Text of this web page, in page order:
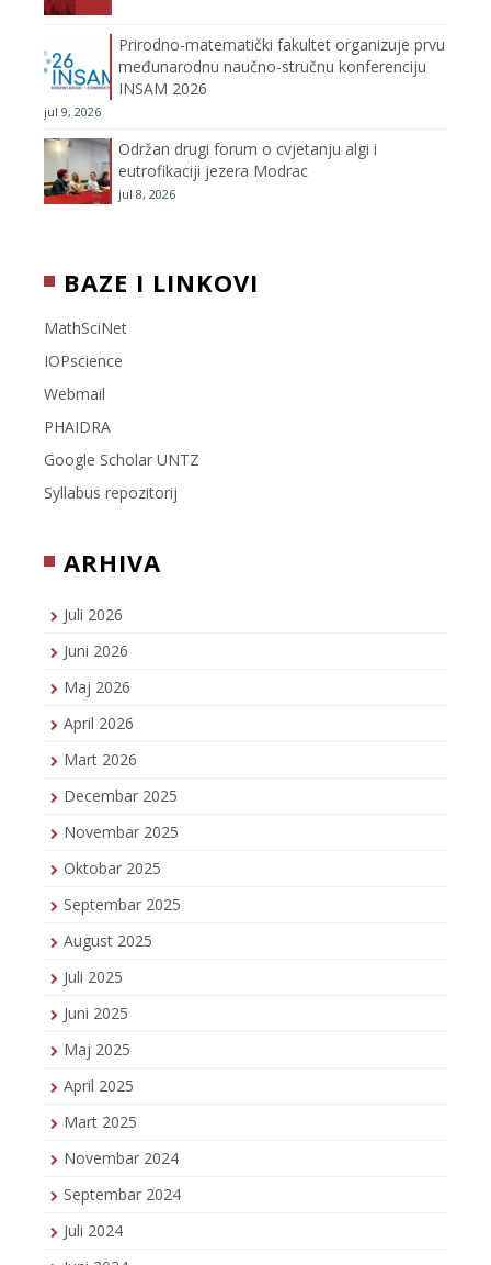
e
Prirodno-matematički fakultet organizuje prvu
međunarodnu naučno-stručnu konferenciju
INSAM 2026
jul 9, 2026
Održan drugi forum o cvjetanju algi i
eutrofikaciji jezera Modrac
jul 8, 2026
BAZE I LINKOVI
MathSciNet
IOPscience
Webmail
PHAIDRA
Google Scholar UNTZ
Syllabus repozitorij
ARHIVA
Juli 2026
Juni 2026
Maj 2026
April 2026
Mart 2026
Decembar 2025
Novembar 2025
Oktobar 2025
Septembar 2025
August 2025
Juli 2025
Juni 2025
Maj 2025
April 2025
Mart 2025
Novembar 2024
Septembar 2024
Juli 2024